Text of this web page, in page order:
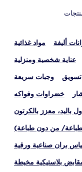
مواد غذائية أليفة
عناية شخصية ومنزلية
وجبات سريعة تسويق
خضراوات وفواكه
باليد، معزز بالكرتون
من دون طباعة)
بران صناعية ورقية
بلاستيكية مخيطة